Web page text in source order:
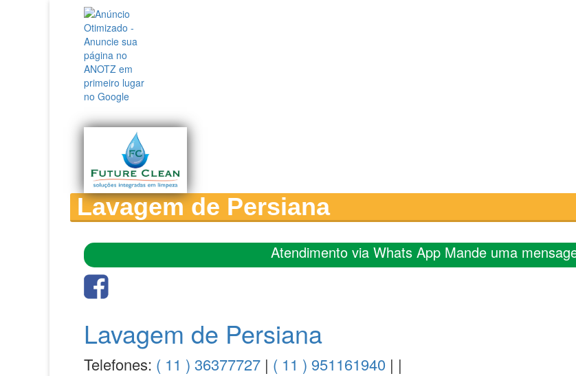
Lavagem de Persiana
Atendimento via Whats App Mande uma
Lavagem de Persiana
Telefones: ( 11 ) 36377727 | ( 11 ) 951161940 | |